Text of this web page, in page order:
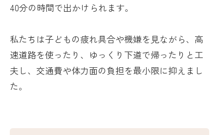
40分の時間で出かけられます。
私たちは子どもの疲れ具合や機嫌を見ながら、高
速道路を使ったり、ゆっくり下道で帰ったりと工
夫し、交通費や体力面の負担を最小限に抑えまし
た。